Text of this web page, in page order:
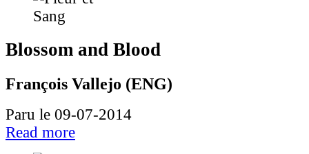
Blossom and Blood
François Vallejo (ENG)
Paru le 09-07-2014
Read more